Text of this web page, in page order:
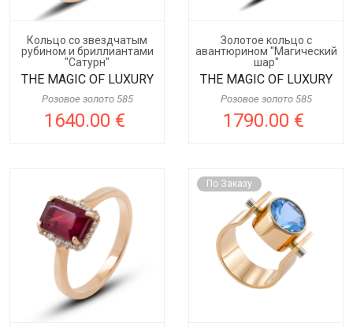
Кольцо со звездчатым
рубином и бриллиантами
"Сатурн"
THE MAGIC OF LUXURY
Розовое золото 585
1640.00 €
Золотое кольцо с
авантюрином "Магический
шар"
THE MAGIC OF LUXURY
Розовое золото 585
1790.00 €
По Заказу